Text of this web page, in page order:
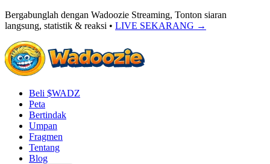
Bergabunglah dengan Wadoozie Streaming, Tonton siaran
langsung, statistik & reaksi • LIVE SEKARANG →
Beli $WADZ
Peta
Bertindak
Umpan
Fragmen
Tentang
Blog